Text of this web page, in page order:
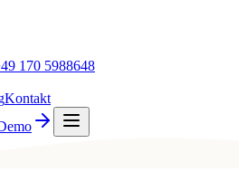
170 5988648
Kontakt